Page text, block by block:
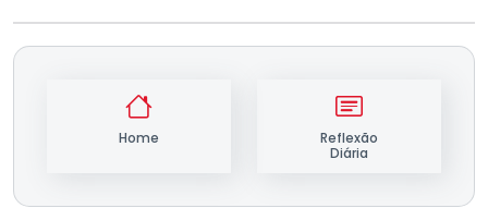
Home
Reflexão
Diária